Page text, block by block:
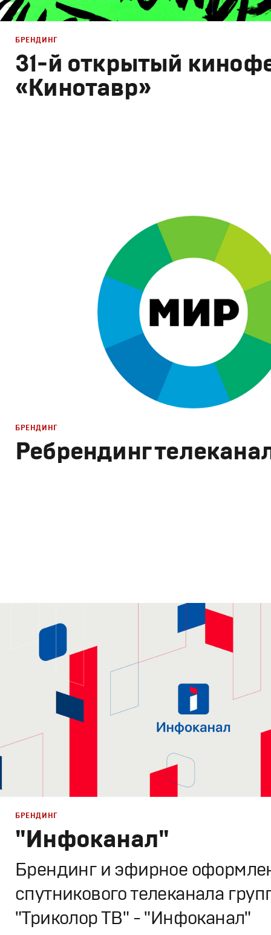
31-й открытый
«Кинотавр»
Графический дизайн Моушн-дизайн
БРЕНДИНГ
Ребрендинг
Графический дизайн
БРЕНДИНГ
"Инфоканал"
Брендинг и эфирное
спутникового телеканала
"Триколор ТВ" - "Инфоканал"
БРЕНДИНГ